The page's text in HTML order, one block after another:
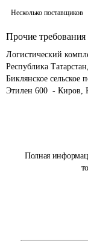
Полная
Несколько поставщиков
Прочие требования
Логистический
Республика
Биклянское сельское
Этилен 600  - Киров,